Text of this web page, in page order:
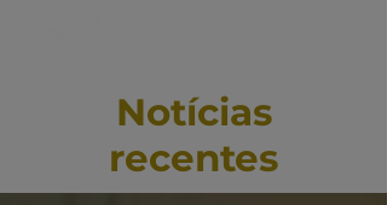
Notícias
recentes